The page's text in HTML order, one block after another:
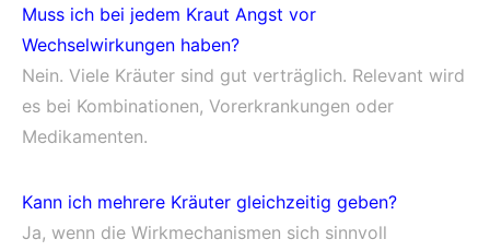
Muss ich bei jedem Kraut Angst vor
Wechselwirkungen haben?
Nein. Viele Kräuter sind gut verträglich. Relevant wird
es bei Kombinationen, Vorerkrankungen oder
Medikamenten.
Kann ich mehrere Kräuter gleichzeitig geben?
Ja, wenn die Wirkmechanismen sich sinnvoll